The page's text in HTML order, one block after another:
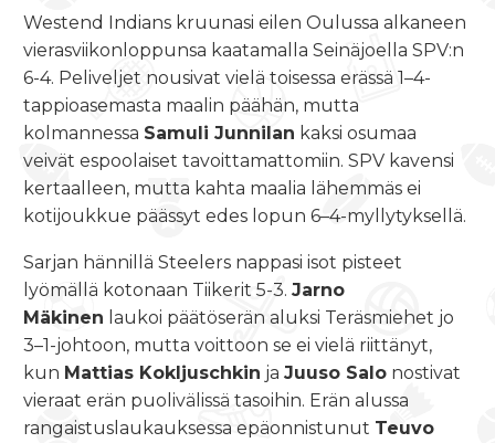
Westend Indians kruunasi eilen Oulussa alkaneen
vierasviikonloppunsa kaatamalla Seinäjoella SPV:n
6-4. Peliveljet nousivat vielä toisessa erässä 1–4-
tappioasemasta maalin päähän, mutta
kolmannessa Samuli Junnilan kaksi osumaa
veivät espoolaiset tavoittamattomiin. SPV kavensi
kertaalleen, mutta kahta maalia lähemmäs ei
kotijoukkue päässyt edes lopun 6–4-myllytyksellä.
Sarjan hännillä Steelers nappasi isot pisteet
lyömällä kotonaan Tiikerit 5-3. Jarno
Mäkinen laukoi päätöserän aluksi Teräsmiehet jo
3–1-johtoon, mutta voittoon se ei vielä riittänyt,
kun Mattias Kokljuschkin ja Juuso Salo nostivat
vieraat erän puolivälissä tasoihin. Erän alussa
rangaistuslaukauksessa epäonnistunut Teuvo